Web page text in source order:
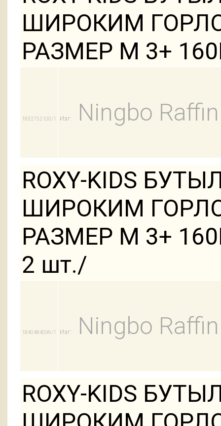
ШИРОКИМ
РАЗМЕР M 3+
1832752100/1 Изг: Ningbo
ROXY-KIDS
ШИРОКИМ
РАЗМЕР M 3+
2 шт./
1840484096/1 Изг: Ningbo
ROXY-KIDS